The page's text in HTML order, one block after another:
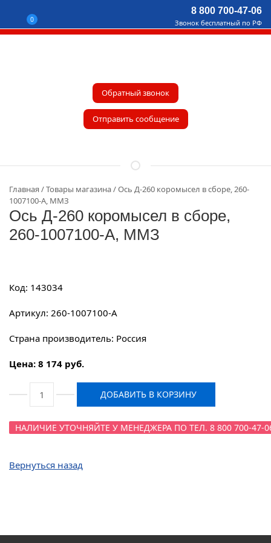
0
8 800 700-47-06
Звонок бесплатный по РФ
Обратный звонок
Отправить сообщение
Главная Товары магазина
Ось Д-260 коромысел в сборе, 260-
1007100-А, ММЗ
Ось Д-260 коромысел в сборе,
260-1007100-А, ММЗ
Код: 143034
Артикул: 260-1007100-А
Страна производитель: Россия
Цена: 8 174 руб.
ДОБАВИТЬ В КОРЗИНУ
НАЛИЧИЕ УТОЧНЯЙТЕ У МЕНЕДЖЕРА ПО ТЕЛ. 8 800 700-47-
Вернуться назад